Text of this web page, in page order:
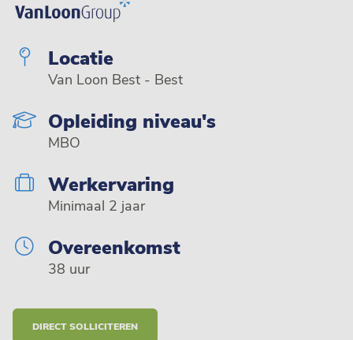
Locatie
Van Loon Best - Best
Opleiding niveau's
MBO
Werkervaring
Minimaal 2 jaar
Overeenkomst
38 uur
DIRECT SOLLICITEREN